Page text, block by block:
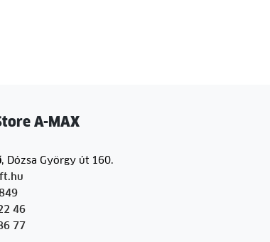
A-MAX
, Dózsa György út 160.
46
77